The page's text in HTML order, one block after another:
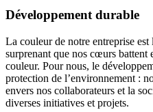
Développement durable
La couleur de notre entreprise est
surprenant que nos cœurs battent
couleur. Pour nous, le
protection de l’environnement :
envers nos collaborateurs et la
diverses initiatives et projets.